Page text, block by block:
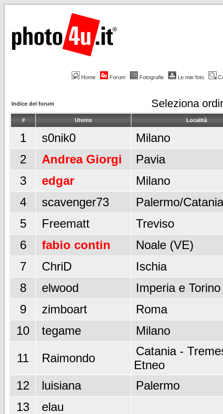
Home Forum Fotografie Le mie foto
Indice del forum Seleziona
# Utente Località
1 s0nik0
Milano
2
Andrea Giorgi
Pavia
3
edgar
Milano
4
scavenger73
Palermo/Catania
5
Freematt
Treviso
6
fabio contin
Noale (VE)
7
ChriD
Ischia
8
elwood
Imperia e Torino
9
zimboart
Roma
10
tegame Milano
11 Raimondo
Catania -
Etneo
12
luisiana
Palermo
13
elau